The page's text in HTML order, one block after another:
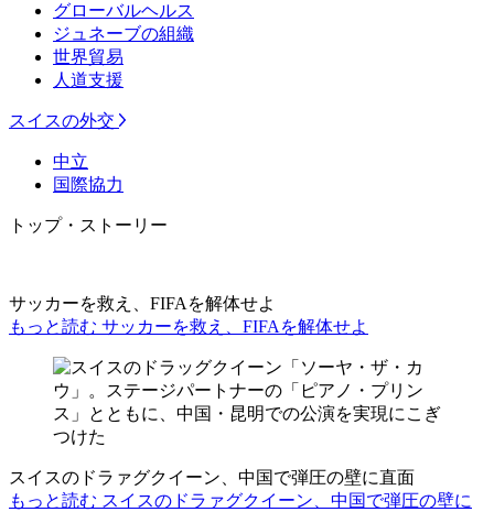
グローバルヘルス
ジュネーブの組織
世界貿易
人道支援
スイスの外交
中立
国際協力
トップ・ストーリー
サッカーを救え、FIFAを解体せよ
もっと読む サッカーを救え、FIFAを解体せよ
スイスのドラァグクイーン、中国で弾圧の壁に直面
もっと読む スイスのドラァグクイーン、中国で弾圧の壁に